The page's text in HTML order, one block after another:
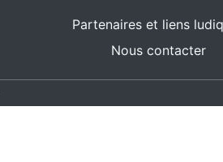
Partenaires et liens
Nous contacter